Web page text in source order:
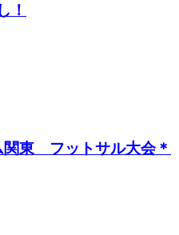
！
関東 フットサル大会＊